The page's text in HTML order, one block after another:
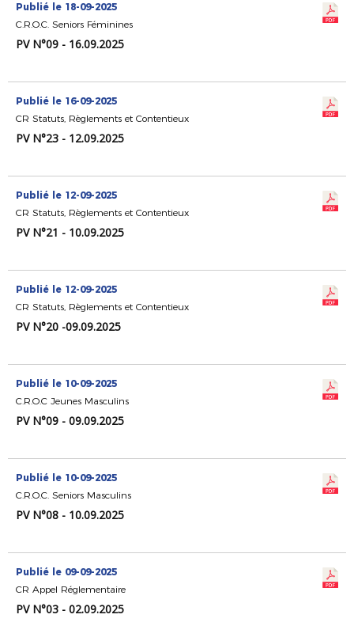
Publié le 18-09-2025
C.R.O.C. Seniors Féminines
PV N°09 - 16.09.2025
Publié le 16-09-2025
CR Statuts, Règlements et Contentieux
PV N°23 - 12.09.2025
Publié le 12-09-2025
CR Statuts, Règlements et Contentieux
PV N°21 - 10.09.2025
Publié le 12-09-2025
CR Statuts, Règlements et Contentieux
PV N°20 -09.09.2025
Publié le 10-09-2025
C.R.O.C Jeunes Masculins
PV N°09 - 09.09.2025
Publié le 10-09-2025
C.R.O.C. Seniors Masculins
PV N°08 - 10.09.2025
Publié le 09-09-2025
CR Appel Réglementaire
PV N°03 - 02.09.2025